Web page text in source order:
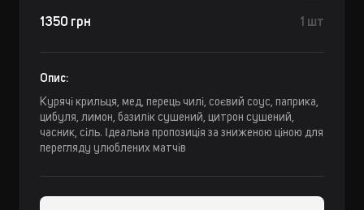
1350 грн 1 шт
Опис:
Курячі крильця, мед, перець чилі, соєвий соус, паприка,
цибуля, лимон, базилік сушений, цитрон сушений,
часник, сіль. Ідеальна пропозиція за зниженою ціною для
перегляду улюблених матчів